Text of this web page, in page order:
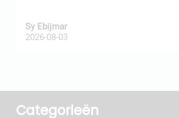
Sy Ebijmar
2026-08-03
Categorieën